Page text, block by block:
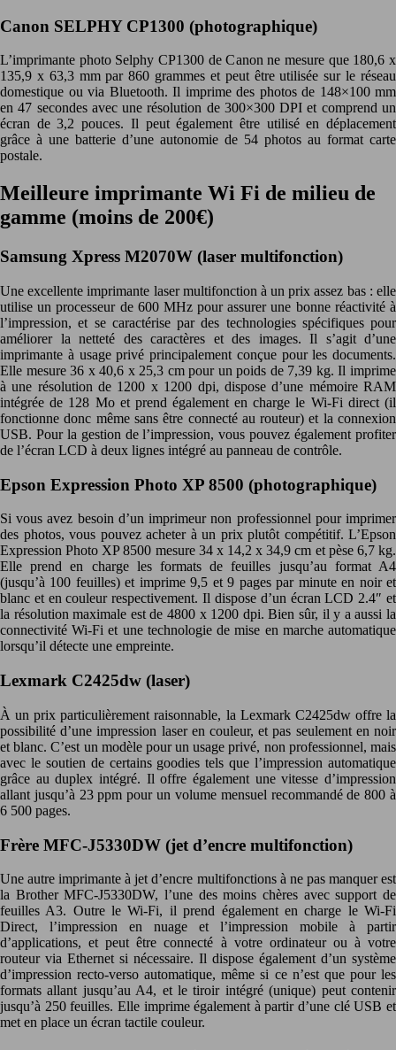
Canon SELPHY CP1300 (photographique)
L’imprimante photo Selphy CP1300 de Canon ne mesure que 180,6 x
135,9 x 63,3 mm par 860 grammes et peut être utilisée sur le réseau
domestique ou via Bluetooth. Il imprime des photos de 148×100 mm
en 47 secondes avec une résolution de 300×300 DPI et comprend un
écran de 3,2 pouces. Il peut également être utilisé en déplacement
grâce à une batterie d’une autonomie de 54 photos au format carte
postale.
Meilleure imprimante Wi Fi de milieu de
gamme (moins de 200€)
Samsung Xpress M2070W (laser multifonction)
Une excellente imprimante laser multifonction à un prix assez bas : elle
utilise un processeur de 600 MHz pour assurer une bonne réactivité à
l’impression, et se caractérise par des technologies spécifiques pour
améliorer la netteté des caractères et des images. Il s’agit d’une
imprimante à usage privé principalement conçue pour les documents.
Elle mesure 36 x 40,6 x 25,3 cm pour un poids de 7,39 kg. Il imprime
à une résolution de 1200 x 1200 dpi, dispose d’une mémoire RAM
intégrée de 128 Mo et prend également en charge le Wi-Fi direct (il
fonctionne donc même sans être connecté au routeur) et la connexion
USB. Pour la gestion de l’impression, vous pouvez également profiter
de l’écran LCD à deux lignes intégré au panneau de contrôle.
Epson Expression Photo XP 8500 (photographique)
Si vous avez besoin d’un imprimeur non professionnel pour imprimer
des photos, vous pouvez acheter à un prix plutôt compétitif. L’Epson
Expression Photo XP 8500 mesure 34 x 14,2 x 34,9 cm et pèse 6,7 kg.
Elle prend en charge les formats de feuilles jusqu’au format A4
(jusqu’à 100 feuilles) et imprime 9,5 et 9 pages par minute en noir et
blanc et en couleur respectivement. Il dispose d’un écran LCD 2.4″ et
la résolution maximale est de 4800 x 1200 dpi. Bien sûr, il y a aussi la
connectivité Wi-Fi et une technologie de mise en marche automatique
lorsqu’il détecte une empreinte.
Lexmark C2425dw (laser)
À un prix particulièrement raisonnable, la Lexmark C2425dw offre la
possibilité d’une impression laser en couleur, et pas seulement en noir
et blanc. C’est un modèle pour un usage privé, non professionnel, mais
avec le soutien de certains goodies tels que l’impression automatique
grâce au duplex intégré. Il offre également une vitesse d’impression
allant jusqu’à 23 ppm pour un volume mensuel recommandé de 800 à
6 500 pages.
Frère MFC-J5330DW (jet d’encre multifonction)
Une autre imprimante à jet d’encre multifonctions à ne pas manquer est
la Brother MFC-J5330DW, l’une des moins chères avec support de
feuilles A3. Outre le Wi-Fi, il prend également en charge le Wi-Fi
Direct, l’impression en nuage et l’impression mobile à partir
d’applications, et peut être connecté à votre ordinateur ou à votre
routeur via Ethernet si nécessaire. Il dispose également d’un système
d’impression recto-verso automatique, même si ce n’est que pour les
formats allant jusqu’au A4, et le tiroir intégré (unique) peut contenir
jusqu’à 250 feuilles. Elle imprime également à partir d’une clé USB et
met en place un écran tactile couleur.